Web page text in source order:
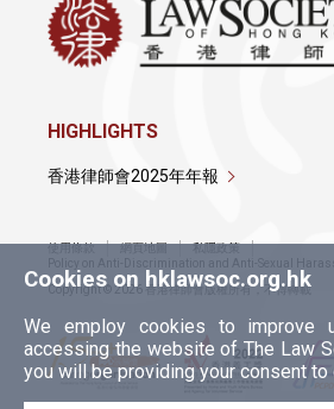
Cookies on hklawsoc.org.hk
We employ cookies to improve
accessing the website of The Law
you will be providing your consent
HIGHLIGHTS
香港律師會2025年年報
使用條款 網頁地圖
私隱政策
Policy on Anti-Discrimination and Anti-Sexual
Copyright © 2026 香港律師會版權所有，不得轉載